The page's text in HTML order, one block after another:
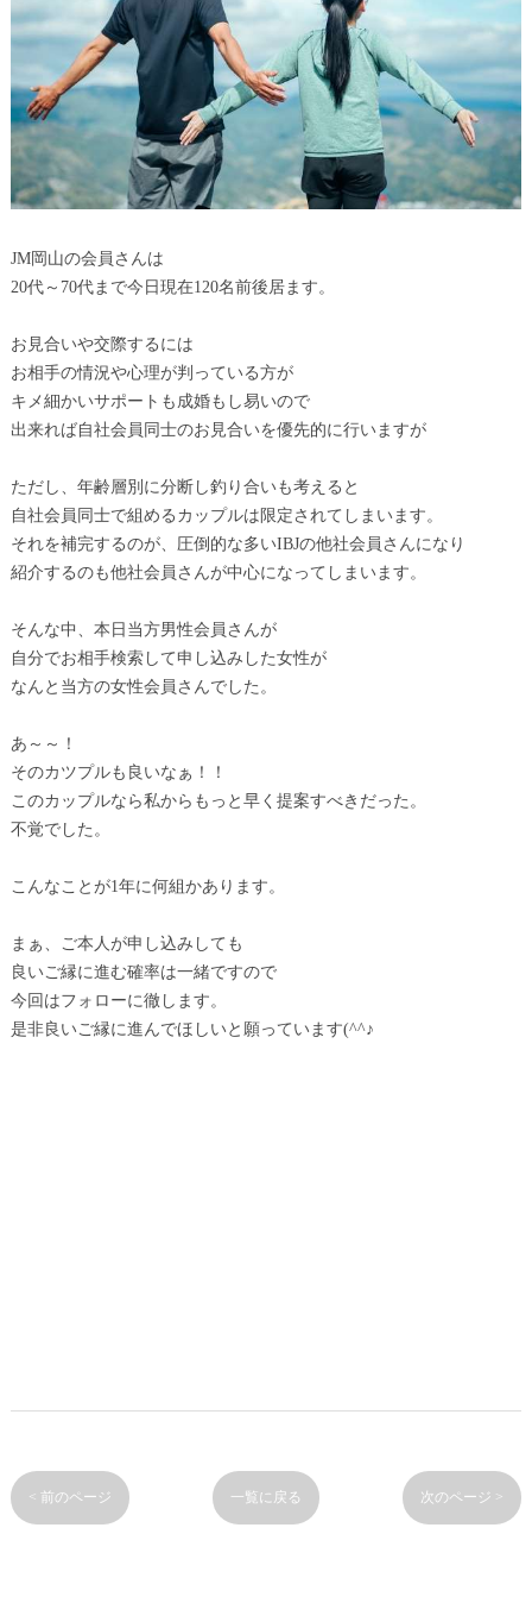
JM岡山の会員さんは
20代～70代まで今日現在120名前後居ます。
お見合いや交際するには
お相手の情況や心理が判っている方が
キメ細かいサポートも成婚もし易いので
出来れば自社会員同士のお見合いを優先的に行いますが
ただし、年齢層別に分断し釣り合いも考えると
自社会員同士で組めるカップルは限定されてしまいます。
それを補完するのが、圧倒的な多いIBJの他社会員さんになり
紹介するのも他社会員さんが中心になってしまいます。
そんな中、本日当方男性会員さんが
自分でお相手検索して申し込みした女性が
なんと当方の女性会員さんでした。
あ～～！
そのカツプルも良いなぁ！！
このカップルなら私からもっと早く提案すべきだった。
不覚でした。
こんなことが1年に何組かあります。
まぁ、ご本人が申し込みしても
良いご縁に進む確率は一緒ですので
今回はフォローに徹します。
是非良いご縁に進んでほしいと願っています(^^♪
< 前のページ 一覧に戻る 次のページ >